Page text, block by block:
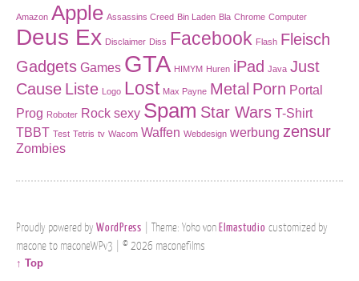
Amazon Apple Assassins Creed Bin Laden Bla Chrome Computer
Deus Ex Disclaimer Diss Facebook Flash Fleisch
Gadgets Games GTA HIMYM Huren iPad Java Just
Cause Liste Logo Lost Max Payne Metal Porn Portal
Prog Roboter Rock sexy Spam Star Wars T-Shirt
TBBT Test Tetris tv Wacom Waffen Webdesign werbung zensur
Zombies
Proudly powered by WordPress | Theme: Yoko vonElmastudio customized by
macone to maconeWPv3 | © 2026 maconefilms
↑ Top